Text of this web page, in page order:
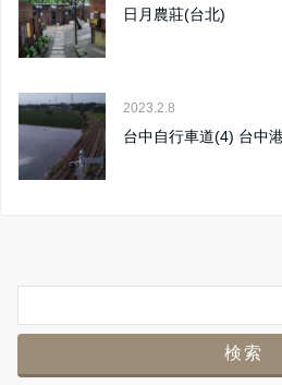
日月農莊(台北)
2023.2.8
台中自行車道(4) 台中